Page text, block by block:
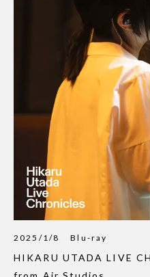
2025/1/8 Blu-ray
HIKARU UTADA LIVE